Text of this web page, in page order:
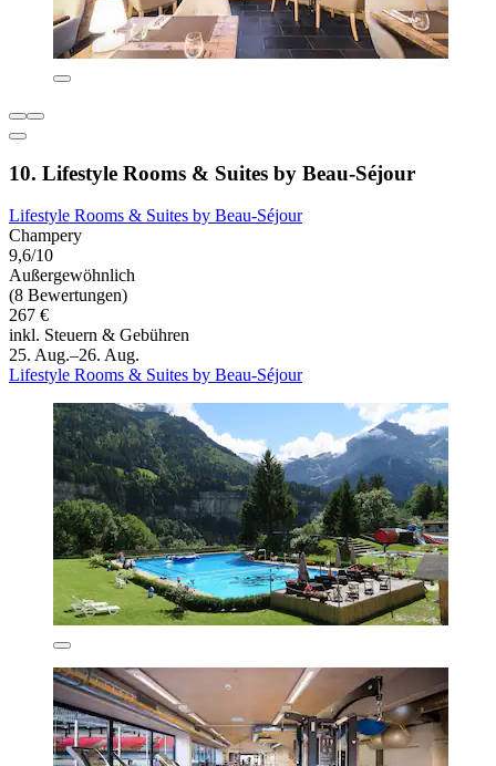
10. Lifestyle Rooms & Suites by Beau-Séjour
Lifestyle Rooms & Suites by Beau-Séjour
Champery
9,6/10
Außergewöhnlich
(8 Bewertungen)
267 €
inkl. Steuern & Gebühren
25. Aug.–26. Aug.
Lifestyle Rooms & Suites by Beau-Séjour